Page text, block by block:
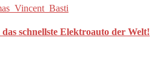
schnellste Elektroauto der Welt!